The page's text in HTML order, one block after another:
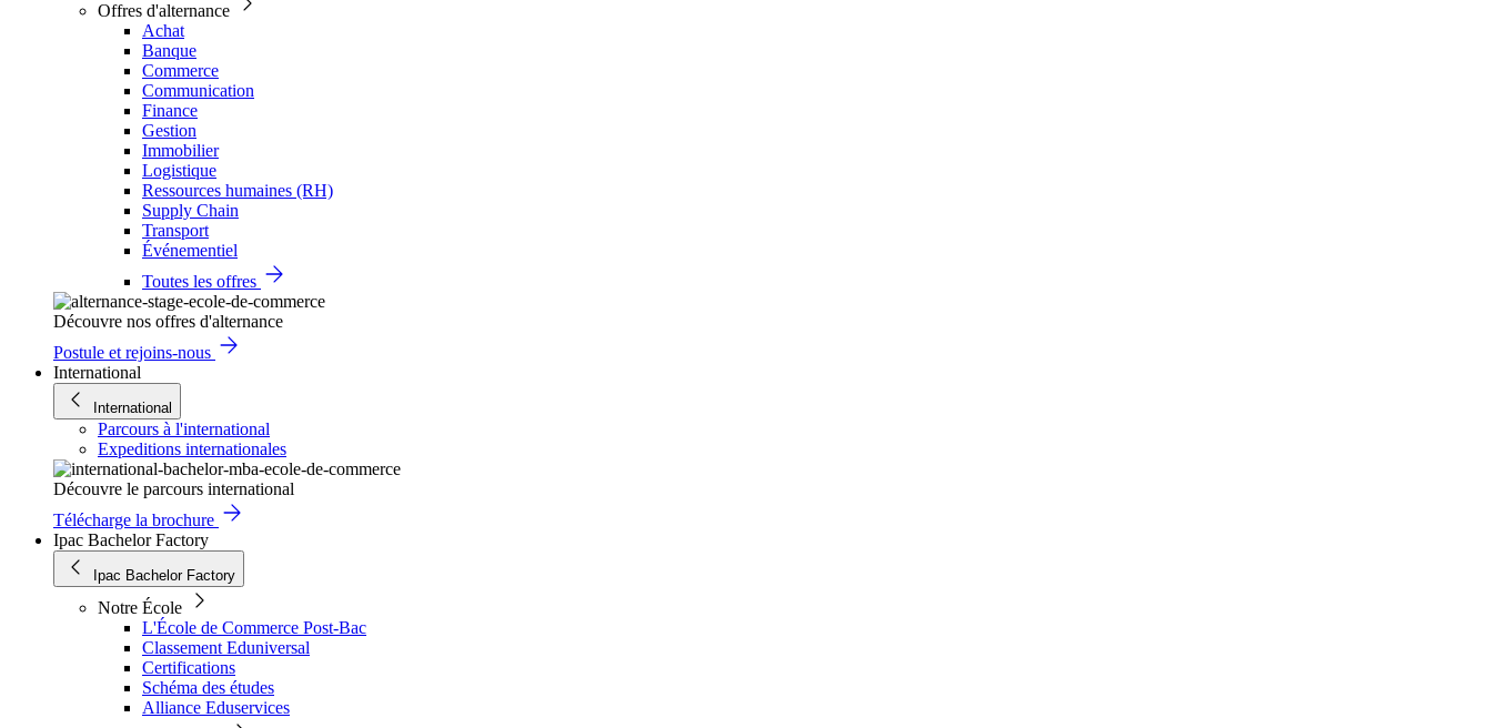
Offres d'alternance
Achat
Banque
Commerce
Communication
Finance
Gestion
Immobilier
Logistique
Ressources humaines (RH)
Supply Chain
Transport
Événementiel
Toutes les offres
Découvre nos offres d'alternance
Postule et rejoins-nous
International
International
Parcours à l'international
Expeditions internationales
Découvre le parcours international
Télécharge la brochure
Ipac Bachelor Factory
Ipac Bachelor Factory
Notre École
L'École de Commerce Post-Bac
Classement Eduniversal
Certifications
Schéma des études
Alliance Eduservices